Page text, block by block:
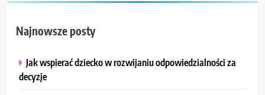
Najnowsze posty
Jak wspierać dziecko w rozwijaniu odpowiedzialności za
decyzje